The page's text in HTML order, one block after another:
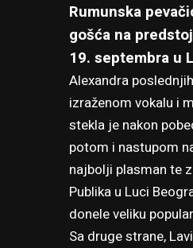
Rumunska
gošća na
19. septembra u
Alexandra
izraženom vokalu i
stekla je nakon
potom i nastupom
najbolji plasman te
Publika u Luci
donele veliku
Sa druge strane,